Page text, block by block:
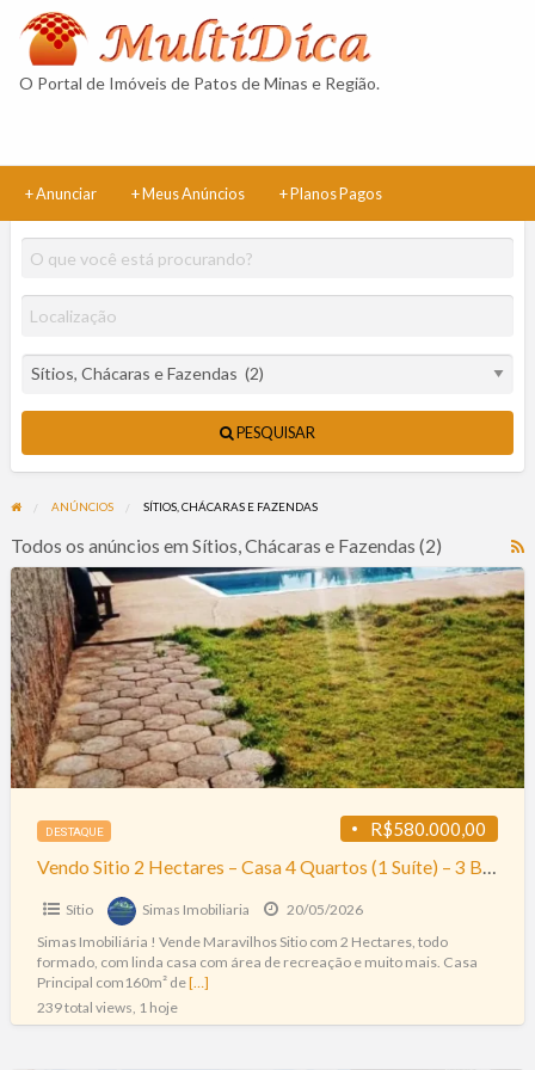
O Portal de Imóveis de Patos de Minas e Região.
+ Anunciar + Meus Anúncios + Planos Pagos
PESQUISAR
ANÚNCIOS SÍTIOS, CHÁCARAS E FAZENDAS
e
Todos os anúncios em Sítios, Chácaras e Fazendas (2)
Vendo
Sitio
2
Hectares
–
Casa
4
Quartos
(1
Suíte)
Piscina
Área
Gourmet
DESTAQUE R$580.000,00
Vendo Sitio 2 Hectares – Casa 4 Quartos (1 Suíte) – 3 Banheiros – Piscina – Área Gourmet – 2 Vagas – 160m²
Sítio Simas Imobiliaria
20/05/2026
Simas Imobiliária ! Vende Maravilhos Sitio com 2 Hectares, todo
formado, com linda casa com área de recreação e muito mais. Casa
Principal com160m² de[…]
239 total views, 1 hoje